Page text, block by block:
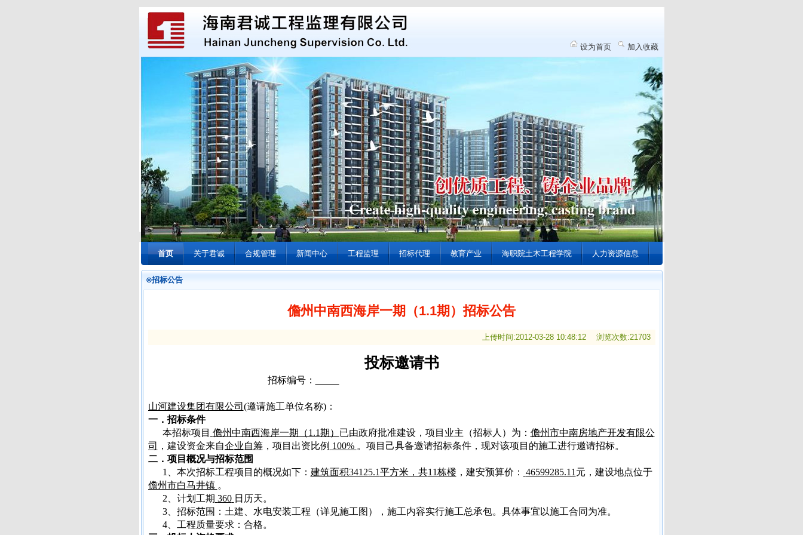
加入收藏
设为首页
首页 关于君诚 合规管理 新闻中心 工程监理 招标代理 教育产业 海职院土木工程学院 人力资源信息
⊙招标公告
儋州中南西海岸一期（1.1期）招标公告
上传时间:2012-03-28 10:48:12 浏览次数:21703
投标邀请书
招标编号：
山河建设集团有限公司 (邀请施工单位名称)：
一．招标条件
本招标项目 儋州中南西海岸一期（1.1期） 已由政府批准建设，项目业主（招标人）为： 儋州市中南房地产开发有限公
司
，建设资金来自企业自筹，项目出资比例 100% 。项目己具备邀请招标条件，现对该项目的施工进行邀请招标。
二．项目概况与招标范围
1
、本次招标工程项目的概况如下： 建筑面积34125.1平方米，共11栋楼 ，建安预算价： 46599285.11 元，建设地点位于
儋州市白马井镇 。
2 、计划工期 360 日历天。
3、招标范围：土建、水电安装工程（详见施工图），施工内容实行施工总承包。具体事宜以施工合同为准。
4、工程质量要求：合格。